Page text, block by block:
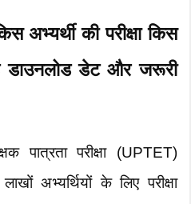
अभ्यर्थी की परीक्षा किस
डाउनलोड डेट और जरूरी
पात्रता परीक्षा (UPTET)
अभ्यर्थियों के लिए परीक्षा